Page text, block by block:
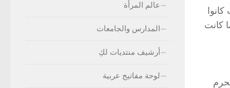
كانت
عالم المرأة
المدارس والجامعات
أرشيف منتديات لكِ
لوحة مفاتيج عربية